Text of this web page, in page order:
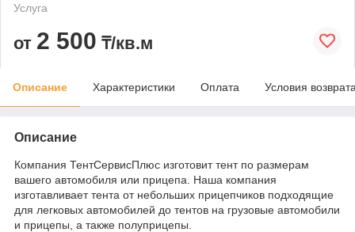
Услуга
от 2 500 ₸/кв.м
Описание Характеристики Оплата Условия
Описание
Компания ТентСервисПлюс изготовит тент по размерам
вашего автомобиля или прицепа. Наша компания
изготавливает тента от небольших прицепчиков подходящие
для легковых автомобилей до тентов на грузовые автомобили
и прицепы, а также полуприцепы.